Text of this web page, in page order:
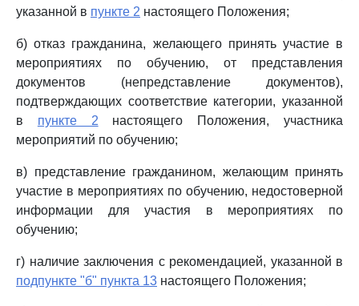
указанной в пункте 2 настоящего Положения;
б) отказ гражданина, желающего принять участие в
мероприятиях по обучению, от представления
документов (непредставление документов),
подтверждающих соответствие категории, указанной
в пункте 2 настоящего Положения, участника
мероприятий по обучению;
в) представление гражданином, желающим принять
участие в мероприятиях по обучению, недостоверной
информации для участия в мероприятиях по
обучению;
г) наличие заключения с рекомендацией, указанной в
подпункте "б" пункта 13 настоящего Положения;